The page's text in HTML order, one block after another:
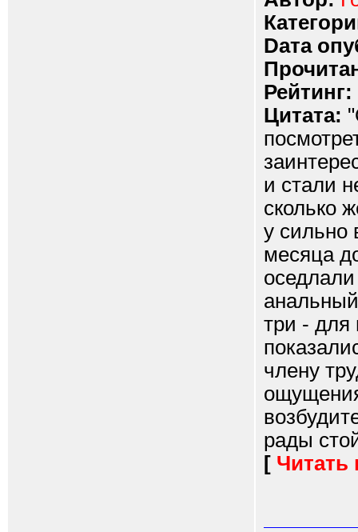
Dата
Рейтинг:
Цитата:
и стали
сколько
у сильно
месяца
три -
члену
рады
[ Читать